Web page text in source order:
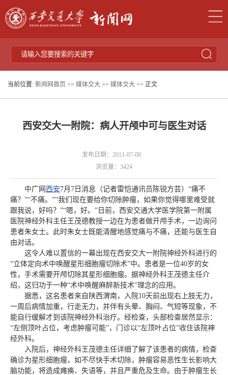
当前位置: 新闻网首页 >> 媒体交大 >> 媒体交大 >> 正文
西安交大一附院：病人开颅中可与医生对话
发布日期：2011-07-08
浏览量： 3424
中广网 西安7月7日消息（记者雷恺通讯员陈锐方芸）“痛不
痛？”“不痛。”“我们现在要给你切除肿瘤，如果你觉得哪里难受就
跟我说，好吗？”“嗯，好。”日前，西安交通大学医学院第一附属
医院神经外科主任王茂德教授一边在为患者做开颅手术，一边询问
患者朱女士。此时朱女士既能清醒地感觉痛与不痛，还能与医生自
由对话。
这令人难以置信的一幕出现在西安交大一附院神经外科进行的
“立体定向术中唤醒星形细胞瘤切除术”中。患者是一位40岁的女
性，手术需要开颅切除其星形细胞瘤。据神经外科王茂德主任介
绍，这归功于一种“术中唤醒麻醉新技术”理念的应用。
据悉，这名患者来自陕西渭南，入院10天前出现右上肢无力，
一周后病情加重，行走无力，并伴有头晕、胸闷、气短等现象，不
能自行缓解才到该院神经外科治疗。经检查，头部检查居然显示：
“左侧顶叶占位，考虑肿瘤可能”，门诊以“左顶叶占位”收住该院神
经外科。
入院后，神经外科王茂德主任详细了解了该患者的病情，检查
确诊为星形细胞瘤，如不尽快手术切除，肿瘤容易恶性生长影响大
脑功能，将造成瘫痪、失语等，并且严重危及生命。由于肿瘤生长